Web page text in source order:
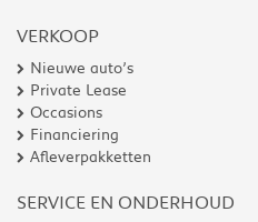
VERKOOP
Nieuwe auto’s
Private Lease
Occasions
Financiering
Afleverpakketten
SERVICE EN ONDERHOUD